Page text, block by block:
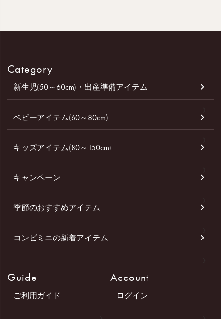
Category
新生児(50～60cm)・出産準備アイテム
ベビーアイテム(60～80cm)
キッズアイテム(80～150cm)
キャンペーン
季節のおすすめアイテム
コンビミニの新着アイテム
Guide
ご利用ガイド
Account
ログイン